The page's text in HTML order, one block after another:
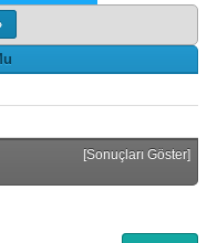
[Sonuçları Göster]